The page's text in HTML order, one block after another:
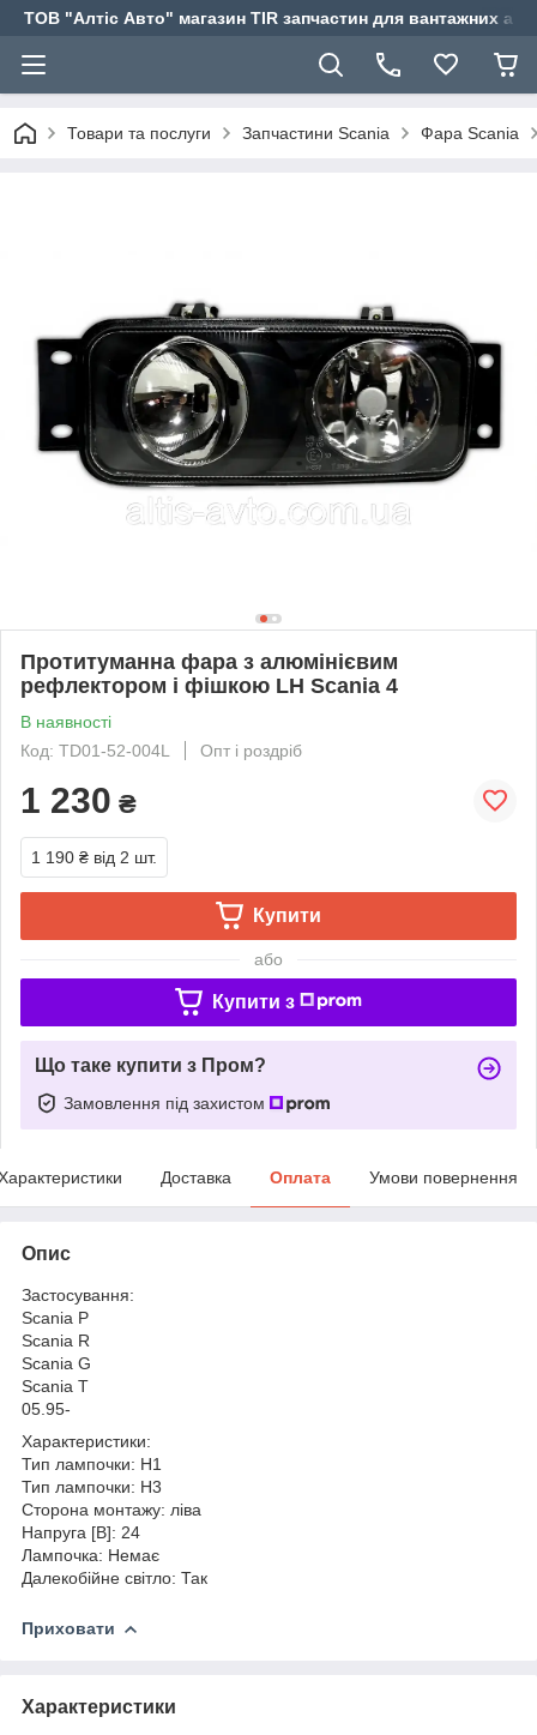
ТОВ "Алтіс Авто" магазин TIR запчастин для вантажних
Товари та послуги Запчастини Scania Фара Scania
Протитуманна фара з алюмінієвим
рефлектором і фішкою LH Scania 4
В наявності
Код: TD01-52-004L
Опт і роздріб
1 230 ₴
1 190 ₴ від 2 шт.
Купити
або
Купити з
Що таке купити з Пром?
Замовлення під захистом
Доставка Оплата Умови повернення
Опис
Застосування:
Scania P
Scania R
Scania G
Scania T
05.95-
Характеристики:
Тип лампочки: H1
Тип лампочки: H3
Сторона монтажу: ліва
Напруга [В]: 24
Лампочка: Немає
Далекобійне світло: Так
Приховати
Характеристики